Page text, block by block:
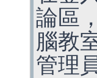
論區
腦教
管理